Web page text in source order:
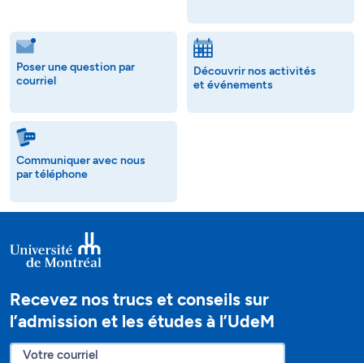
Poser une question par
courriel
Découvrir nos activités
et événements
Communiquer avec nous
par téléphone
Recevez nos trucs et conseils sur
l’admission et les études à l’UdeM